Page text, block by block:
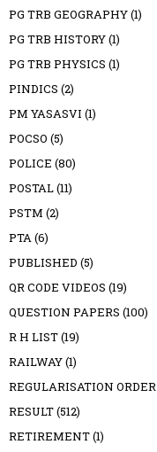
PG TRB GEOGRAPHY(1)
PG TRB HISTORY(1)
PG TRB PHYSICS (1)
PINDICS (2)
PM YASASVI (1)
POCSO (5)
POLICE (80)
POSTAL(11)
PSTM (2)
PTA(6)
PUBLISHED (5)
QR CODE VIDEOS (19)
QUESTION PAPERS (100)
R H LIST(19)
RAILWAY(1)
REGULARISATION ORDER
RESULT(512)
RETIREMENT(1)